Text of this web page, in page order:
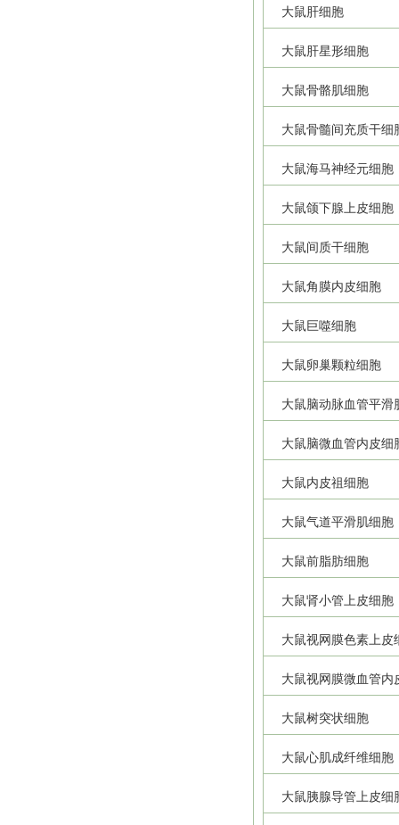
大鼠肝细胞
大鼠肝星形细胞
大鼠骨骼肌细胞
大鼠骨髓间充质干细
大鼠海马神经元细胞
大鼠颌下腺上皮细胞
大鼠间质干细胞
大鼠角膜内皮细胞
大鼠巨噬细胞
大鼠卵巢颗粒细胞
大鼠脑动脉血管平滑
大鼠脑微血管内皮细
大鼠内皮祖细胞
大鼠气道平滑肌细胞
大鼠前脂肪细胞
大鼠肾小管上皮细胞
大鼠视网膜色素上皮
大鼠视网膜微血管内
大鼠树突状细胞
大鼠心肌成纤维细胞
大鼠胰腺导管上皮细